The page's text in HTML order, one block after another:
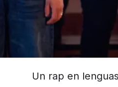
Un rap en